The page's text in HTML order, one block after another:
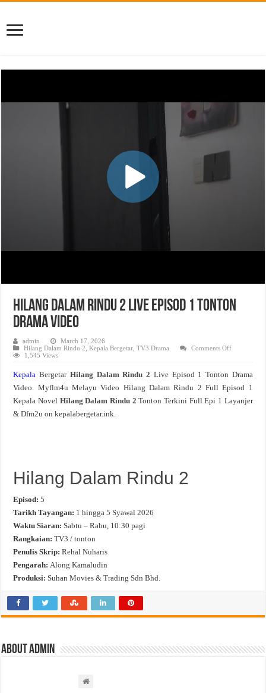
Hilang Dalam Rindu 2 Live Episod 1 Tonton
Drama Video
admin
March 17, 2026
Hilang Dalam Rindu 2 ,Kepala Bergetar ,TV3 Drama Comments Offon
2
Episod
Tonton
1,545 Views
Kepala Bergetar Hilang Dalam Rindu 2 Live Episod 1 Tonton Drama
Video. Myflm4u Melayu Video Hilang Dalam Rindu 2 Full Episod 1
Kepala NovelHilang Dalam Rindu 2Tonton Terkini Full Epi 1 Layanjer
& Dfm2u on kepalabergetar.ink.
Hilang Dalam Rindu 2
Episod: 5
Tarikh Tayangan: 1 hingga 5 Syawal 2026
Waktu Siaran: Sabtu – Rabu, 10:30 pagi
Rangkaian: TV3 / tonton
Penulis Skrip: Rehal Nuharis
Pengarah: Along Kamaludin
Produksi: Suhan Movies & Trading Sdn Bhd.
About admin